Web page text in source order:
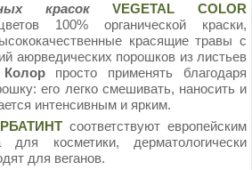
красок
VEGETAL COLOR
100% органической краски,
красящие травы с
аюрведических порошков из листьев
просто применять благодаря
его легко смешивать, наносить и
интенсивным и ярким.
соответствуют европейским
для косметики, дерматологически
для веганов.